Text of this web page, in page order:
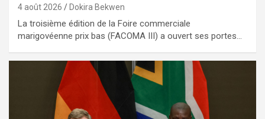
4 août 2026 Dokira Bekwen
La troisième édition de la Foire commerciale
marigovéenne prix bas (FACOMA III) a ouvert ses portes…